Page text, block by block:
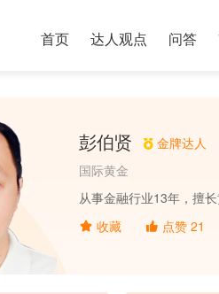
首页 达人观点 问答
彭伯贤
金牌达人
国际黄金
从事金融行业13年，擅
收藏
点赞 21